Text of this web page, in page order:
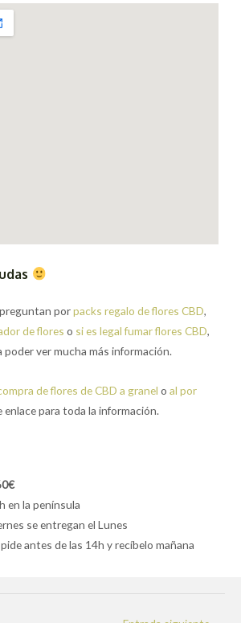
porpacks regalo de flores CBD,
de flores o si es legal fumar flores CBD,
poder ver mucha más información.
de flores de CBD a granel oal por
enlace para toda la información.
en la península
se entregan el Lunes
antes de las 14h y recíbelo mañana